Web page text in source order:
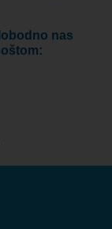
nas